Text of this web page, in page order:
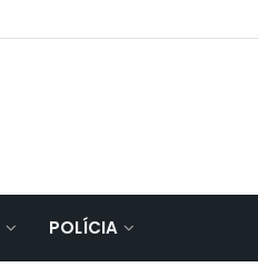
POLÍCIA